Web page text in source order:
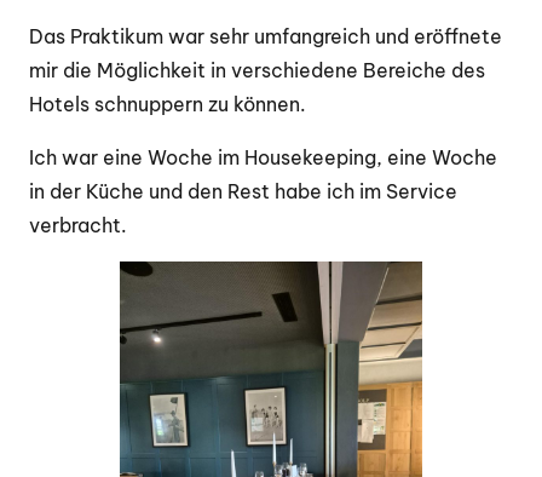
Das Praktikum war sehr umfangreich und eröffnete
mir die Möglichkeit in verschiedene Bereiche des
Hotels schnuppern zu können.
Ich war eine Woche im Housekeeping, eine Woche
in der Küche und den Rest habe ich im Service
verbracht.